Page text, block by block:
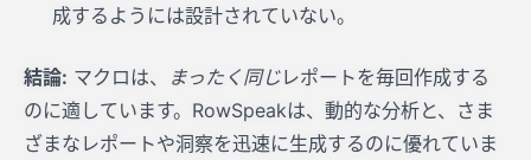
成するようには設計されていない。
結論: マクロは、 まったく同じレポートを毎回作成する
のに適しています。RowSpeakは、動的な分析と、さま
ざまなレポートや洞察を迅速に生成するのに優れていま